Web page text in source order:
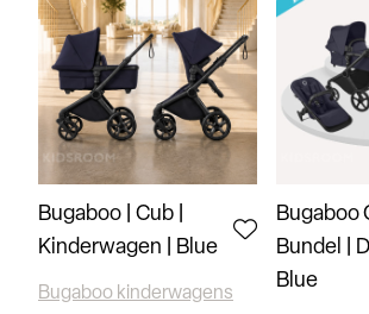
Bugaboo | Cub |
Kinderwagen | Blue
Bugaboo kinderwagens
Bugaboo
Bundel |
Blue